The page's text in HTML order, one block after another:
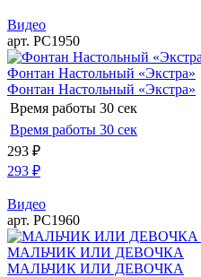
Видео
арт. РС1950
Фонтан Настольный «Экстра»
Фонтан Настольный «Экстра»
Время работы 30 сек
Время работы 30 сек
293 ₽
293 ₽
Видео
арт. РС1960
МАЛЬЧИК ИЛИ ДЕВОЧКА
МАЛЬЧИК ИЛИ ДЕВОЧКА